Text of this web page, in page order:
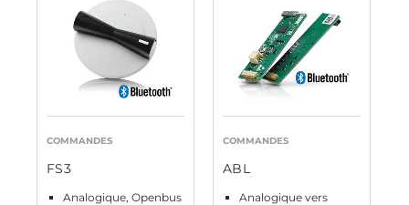
COMMANDES
FS3
Analogique, Openbus
COMMANDES
ABL
Analogique vers